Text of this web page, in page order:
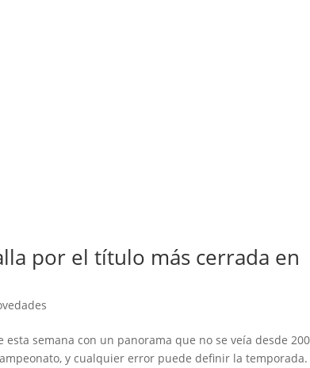
por el título más cerrada en
semana con un panorama que no se veía desde
y cualquier error puede definir la temporada.